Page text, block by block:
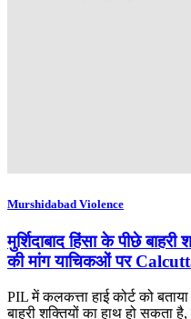
Murshidabad Violence
मुर्शिदाबाद हिंसा के पीछे
की मांग याचिकओं पर
PIL में कलकत्ता हाई कोर्ट को
बाहरी शक्तियों का हाथ हो सकता